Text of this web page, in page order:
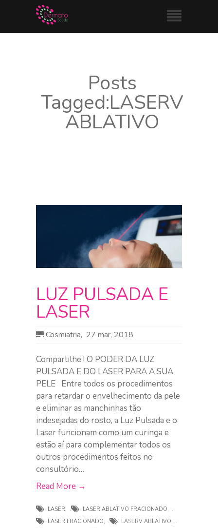
Posts
Tagged:LASERV
ABLATIVO
LUZ PULSADA E
LASER
Cosmiatria, 27 mar, 2018
Compartilhe ! O PODER DA LUZ
PULSADA E DO LASER PARA A SUA
PELE Entre todos os procedimentos
para retardar o envelhecimento da pele
e eliminar as manchinhas tão
indesejadas do rosto, a Luz Pulsada e o
Laser funcionam como um curinga e
estão aí para complementar todos os
outros procedimentos feitos no
consultório…
Read More →
LASER, LASER ABLATIVO FRACIONADO,
LASER FRACIONADO, LASERV ABLATIVO,